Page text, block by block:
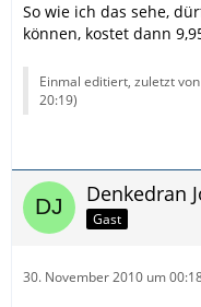
So wie ich das sehe,
können, kostet dann
Einmal editiert, zuletzt von
20:19)
Denkedran
Gast
30. November 2010 um